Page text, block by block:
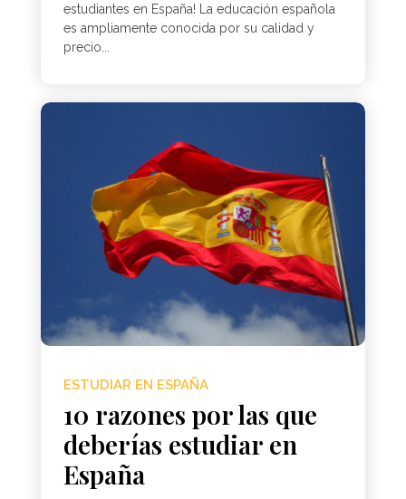
estudiantes en España! La educación española
es ampliamente conocida por su calidad y
precio...
ESTUDIAR EN ESPAÑA
10 razones por las que
deberías estudiar en
España